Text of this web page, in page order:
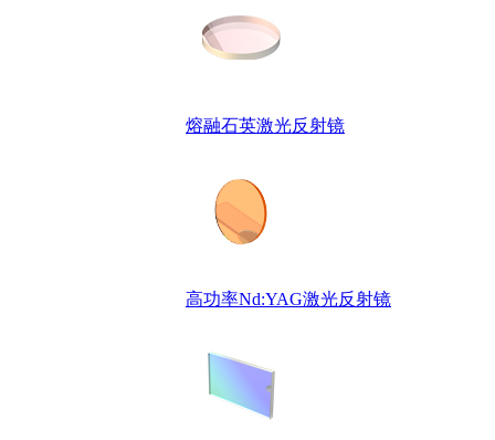
熔融石英激光反射镜
高功率Nd:YAG激光反射镜